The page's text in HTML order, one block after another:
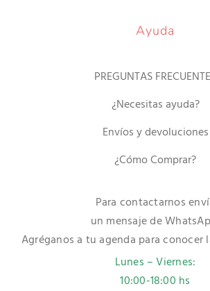
Ayuda
PREGUNTAS
¿Necesitas ayuda?
Envíos y devoluciones
¿Cómo Comprar?
Para contactarnos
un mensaje de
Agréganos a tu agenda para conocer
Lunes – Viernes:
10:00-18:00 hs